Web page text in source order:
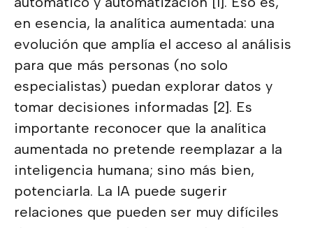
en esencia, la analítica aumentada: una
evolución que amplía el acceso al análisis
para que más personas (no solo
especialistas) puedan explorar datos y
tomar decisiones informadas [2]. Es
importante reconocer que la analítica
aumentada no pretende reemplazar a la
inteligencia humana; sino más bien,
potenciarla. La IA puede sugerir
relaciones que pueden ser muy difíciles